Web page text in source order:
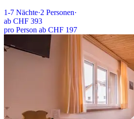
1-7 Nächte·2 Personen·
ab CHF 393
pro Person ab CHF 197